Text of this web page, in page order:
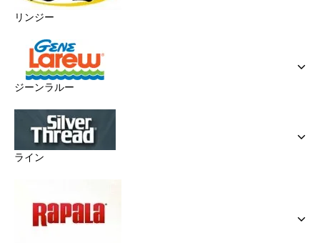
リンジー
ジーンラルー
ライン